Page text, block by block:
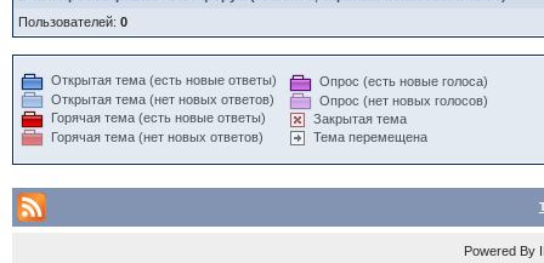
Пользователей: 0
Открытая тема (есть новые ответы)
Открытая тема (нет новых ответов)
Горячая тема (есть новые ответы)
Горячая тема (нет новых ответов)
Опрос (есть новые голоса)
Опрос (нет новых голосов)
Закрытая тема
Тема перемещена
Powered By